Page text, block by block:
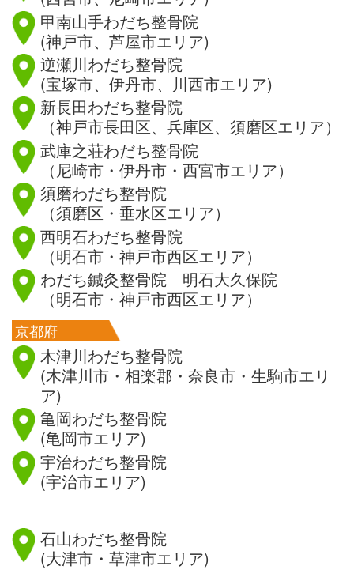
甲南山手わだち整骨院
(神戸市、芦屋市エリア)
逆瀬川わだち整骨院
(宝塚市、伊丹市、川西市エリア)
新長田わだち整骨院
（神戸市長田区、兵庫区、須磨区エリア）
武庫之荘わだち整骨院
（尼崎市・伊丹市・西宮市エリア）
須磨わだち整骨院
（須磨区・垂水区エリア）
西明石わだち整骨院
（明石市・神戸市西区エリア）
わだち鍼灸整骨院 明石大久保院
（明石市・神戸市西区エリア）
京都府
木津川わだち整骨院
(木津川市・相楽郡・奈良市・生駒市エリ
ア)
亀岡わだち整骨院
(亀岡市エリア)
宇治わだち整骨院
(宇治市エリア)
石山わだち整骨院
(大津市・草津市エリア)